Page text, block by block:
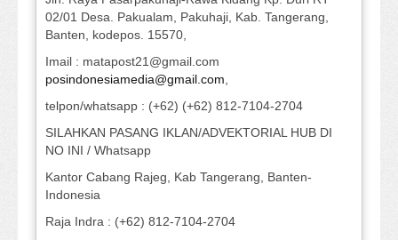
02/01 Desa. Pakualam, Pakuhaji, Kab. Tangerang,
Banten, kodepos. 15570,
Imail : matapost21@gmail.com
posindonesiamedia@gmail.com,
telpon/whatsapp : (+62) (+62) 812-7104-2704
SILAHKAN PASANG IKLAN/ADVEKTORIAL HUB DI
NO INI / Whatsapp
Kantor Cabang Rajeg, Kab Tangerang, Banten-
Indonesia
Raja Indra : (+62) 812-7104-2704